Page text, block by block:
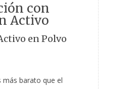
con
Activo
en Polvo
más barato que el